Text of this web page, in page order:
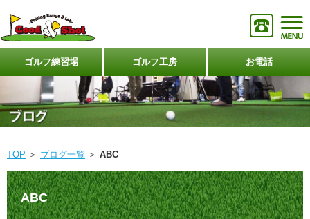
ゴルフ練習場 ゴルフ工房 お電話
TOP ＞ ブログ一覧 ＞ ABC
ABC